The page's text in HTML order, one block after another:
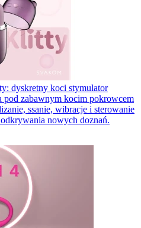
dyskretny koci stymulator
zabawnym kocim pokrowcem
ssanie, wibracje i sterowanie
nowych doznań.